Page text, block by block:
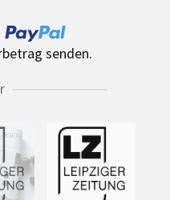
senden.